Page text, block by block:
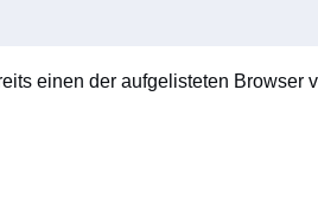
einen der aufgelisteten Browser